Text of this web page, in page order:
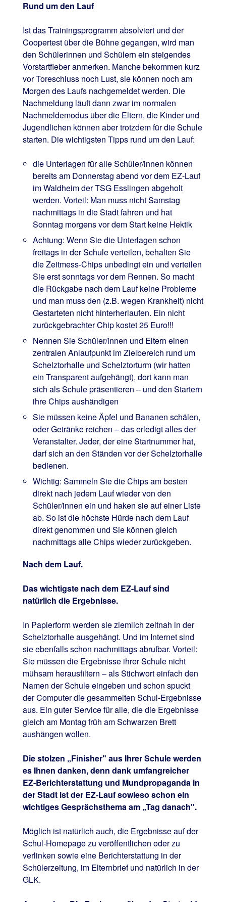
Rund um den Lauf
Ist das Trainingsprogramm absolviert und der
Coopertest über die Bühne gegangen, wird man
den Schülerinnen und Schülern ein steigendes
Vorstartfieber anmerken. Manche bekommen kurz
vor Toreschluss noch Lust, sie können noch am
Morgen des Laufs nachgemeldet werden. Die
Nachmeldung läuft dann zwar im normalen
Nachmeldemodus über die Eltern, die Kinder und
Jugendlichen können aber trotzdem für die Schule
starten. Die wichtigsten Tipps rund um den Lauf:
die Unterlagen für alle Schüler/innen können
bereits am Donnerstag abend vor dem EZ-Lauf
im Waldheim der TSG Esslingen abgeholt
werden. Vorteil: Man muss nicht Samstag
nachmittags in die Stadt fahren und hat
Sonntag morgens vor dem Start keine Hektik
Achtung: Wenn Sie die Unterlagen schon
freitags in der Schule verteilen, behalten Sie
die Zeitmess-Chips unbedingt ein und verteilen
Sie erst sonntags vor dem Rennen. So macht
die Rückgabe nach dem Lauf keine Probleme
und man muss den (z.B. wegen Krankheit) nicht
Gestarteten nicht hinterherlaufen. Ein nicht
zurückgebrachter Chip kostet 25 Euro!!!
Nennen Sie Schüler/innen und Eltern einen
zentralen Anlaufpunkt im Zielbereich rund um
Schelztorhalle und Schelztorturm (wir hatten
ein Transparent aufgehängt), dort kann man
sich als Schule präsentieren – und den Startern
ihre Chips aushändigen
Sie müssen keine Äpfel und Bananen schälen,
oder Getränke reichen – das erledigt alles der
Veranstalter. Jeder, der eine Startnummer hat,
darf sich an den Ständen vor der Schelztorhalle
bedienen.
Wichtig: Sammeln Sie die Chips am besten
direkt nach jedem Lauf wieder von den
Schüler/innen ein und haken sie auf einer Liste
ab. So ist die höchste Hürde nach dem Lauf
direkt genommen und Sie können gleich
nachmittags alle Chips wieder zurückgeben.
Nach dem Lauf.
Das wichtigste nach dem EZ-Lauf sind
natürlich die Ergebnisse.
In Papierform werden sie ziemlich zeitnah in der
Schelztorhalle ausgehängt. Und im Internet sind
sie ebenfalls schon nachmittags abrufbar. Vorteil:
Sie müssen die Ergebnisse ihrer Schule nicht
mühsam herausfiltern – als Stichwort einfach den
Namen der Schule eingeben und schon spuckt
der Computer die gesammelten Schul-Ergebnisse
aus. Ein guter Service für alle, die die Ergebnisse
gleich am Montag früh am Schwarzen Brett
aushängen wollen.
Die stolzen „Finisher" aus Ihrer Schule werden
es Ihnen danken, denn dank umfangreicher
EZ-Berichterstattung und Mundpropaganda in
der Stadt ist der EZ-Lauf sowieso schon ein
wichtiges Gesprächsthema am „Tag danach".
Möglich ist natürlich auch, die Ergebnisse auf der
Schul-Homepage zu veröffentlichen oder zu
verlinken sowie eine Berichterstattung in der
Schülerzeitung, im Elternbrief und natürlich in der
GLK.